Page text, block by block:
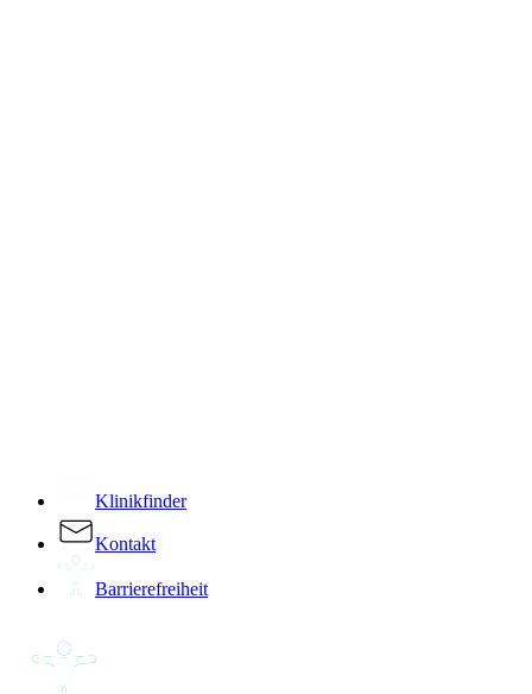
Klinikfinder
Kontakt
Barrierefreiheit